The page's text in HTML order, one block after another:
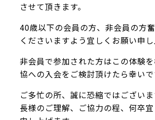
させて頂きます。
40歳以下の会員の方、非会員の方
くださいますよう宜しくお願い申し
非会員で参加された方はこの体験
協への入会をご検討頂けたら幸いで
ご多忙の所、誠に恐縮ではござい
長様のご理解、ご協力の程、何卒